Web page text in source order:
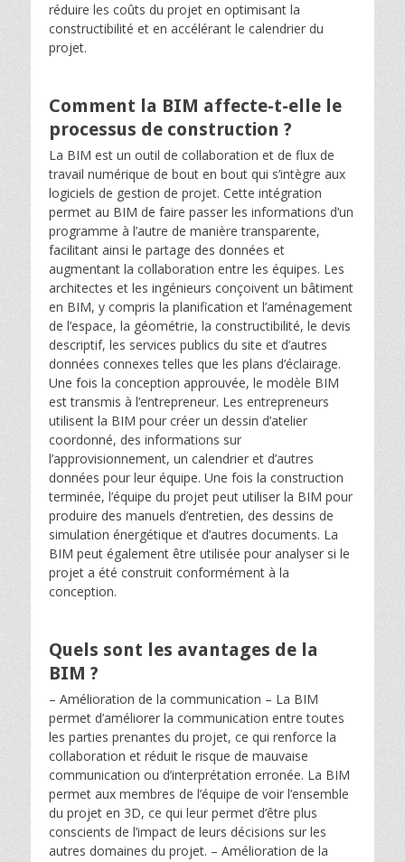
réduire les coûts du projet en optimisant la
constructibilité et en accélérant le calendrier du
projet.
Comment la BIM affecte-t-elle le
processus de construction ?
La BIM est un outil de collaboration et de flux de
travail numérique de bout en bout qui s’intègre aux
logiciels de gestion de projet. Cette intégration
permet au BIM de faire passer les informations d’un
programme à l’autre de manière transparente,
facilitant ainsi le partage des données et
augmentant la collaboration entre les équipes. Les
architectes et les ingénieurs conçoivent un bâtiment
en BIM, y compris la planification et l’aménagement
de l’espace, la géométrie, la constructibilité, le devis
descriptif, les services publics du site et d’autres
données connexes telles que les plans d’éclairage.
Une fois la conception approuvée, le modèle BIM
est transmis à l’entrepreneur. Les entrepreneurs
utilisent la BIM pour créer un dessin d’atelier
coordonné, des informations sur
l’approvisionnement, un calendrier et d’autres
données pour leur équipe. Une fois la construction
terminée, l’équipe du projet peut utiliser la BIM pour
produire des manuels d’entretien, des dessins de
simulation énergétique et d’autres documents. La
BIM peut également être utilisée pour analyser si le
projet a été construit conformément à la
conception.
Quels sont les avantages de la
BIM ?
– Amélioration de la communication – La BIM
permet d’améliorer la communication entre toutes
les parties prenantes du projet, ce qui renforce la
collaboration et réduit le risque de mauvaise
communication ou d’interprétation erronée. La BIM
permet aux membres de l’équipe de voir l’ensemble
du projet en 3D, ce qui leur permet d’être plus
conscients de l’impact de leurs décisions sur les
autres domaines du projet. – Amélioration de la